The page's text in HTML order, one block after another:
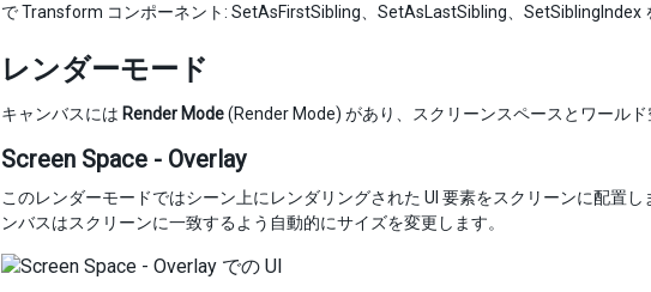
で Transform コンポーネント: SetAsFirstSibling、SetAsLastSibling、SetSiblingIndex
レンダーモード
キャンバスには Render Mode(Render Mode) があり、スクリーンスペースとワール
Screen Space - Overlay
このレンダーモードではシーン上にレンダリングされた UI 要素をスクリーンに配置
ンバスはスクリーンに一致するよう自動的にサイズを変更します。